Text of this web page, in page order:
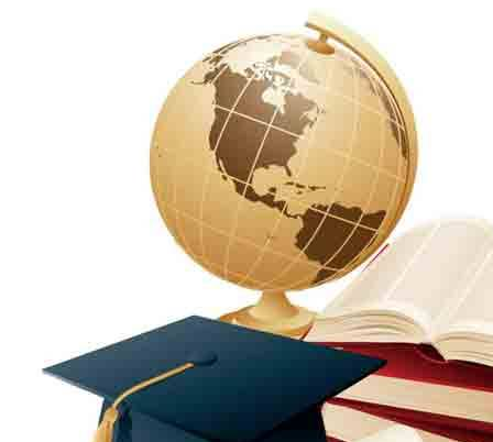
بساتين الفاكهة
الحشرات الإقتصادية والمبيدات
الحيوان والنيماتولوجيا الزراعية
الخضر
الصناعات الغذائية
الكيميـــاء الحيوية
النبات الزراعى
المحاصيل
الميكروبيولوجيا الزراعية
الهندسة الزراعية
الوراثة
البرامج التعليمية
برامج اللغة العربية
برامج اللغة الانجليزية